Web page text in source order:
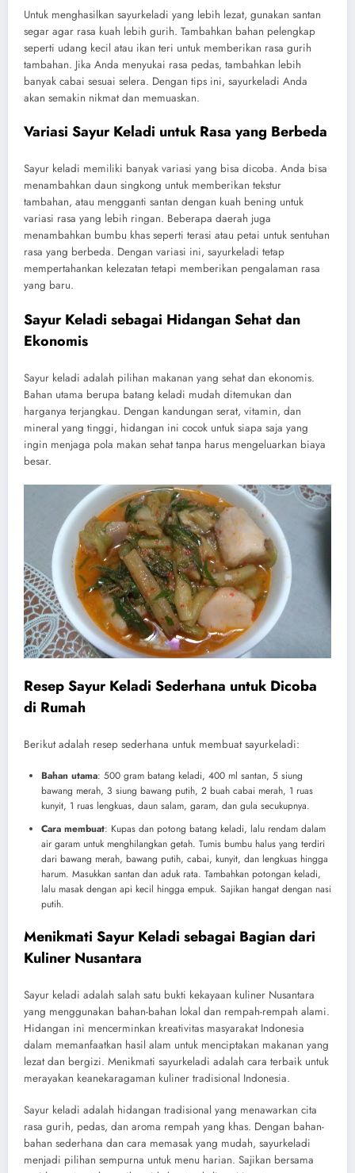
Untuk menghasilkan sayurkeladi yang lebih lezat, gunakan santan
segar agar rasa kuah lebih gurih. Tambahkan bahan pelengkap
seperti udang kecil atau ikan teri untuk memberikan rasa gurih
tambahan. Jika Anda menyukai rasa pedas, tambahkan lebih
banyak cabai sesuai selera. Dengan tips ini, sayurkeladi Anda
akan semakin nikmat dan memuaskan.
Variasi Sayur Keladi untuk Rasa yang Berbeda
Sayur keladi memiliki banyak variasi yang bisa dicoba. Anda bisa
menambahkan daun singkong untuk memberikan tekstur
tambahan, atau mengganti santan dengan kuah bening untuk
variasi rasa yang lebih ringan. Beberapa daerah juga
menambahkan bumbu khas seperti terasi atau petai untuk sentuhan
rasa yang berbeda. Dengan variasi ini, sayurkeladi tetap
mempertahankan kelezatan tetapi memberikan pengalaman rasa
yang baru.
Sayur Keladi sebagai Hidangan Sehat dan
Ekonomis
Sayur keladi adalah pilihan makanan yang sehat dan ekonomis.
Bahan utama berupa batang keladi mudah ditemukan dan
harganya terjangkau. Dengan kandungan serat, vitamin, dan
mineral yang tinggi, hidangan ini cocok untuk siapa saja yang
ingin menjaga pola makan sehat tanpa harus mengeluarkan biaya
besar.
Resep Sayur Keladi Sederhana untuk Dicoba
di Rumah
Berikut adalah resep sederhana untuk membuat sayurkeladi:
Bahan utama: 500 gram batang keladi, 400 ml santan, 5 siung
bawang merah, 3 siung bawang putih, 2 buah cabai merah, 1 ruas
kunyit, 1 ruas lengkuas, daun salam, garam, dan gula secukupnya.
Cara membuat: Kupas dan potong batang keladi, lalu rendam dalam
air garam untuk menghilangkan getah. Tumis bumbu halus yang terdiri
dari bawang merah, bawang putih, cabai, kunyit, dan lengkuas hingga
harum. Masukkan santan dan aduk rata. Tambahkan potongan keladi,
lalu masak dengan api kecil hingga empuk. Sajikan hangat dengan nasi
putih.
Menikmati Sayur Keladi sebagai Bagian dari
Kuliner Nusantara
Sayur keladi adalah salah satu bukti kekayaan kuliner Nusantara
yang menggunakan bahan-bahan lokal dan rempah-rempah alami.
Hidangan ini mencerminkan kreativitas masyarakat Indonesia
dalam memanfaatkan hasil alam untuk menciptakan makanan yang
lezat dan bergizi. Menikmati sayurkeladi adalah cara terbaik untuk
merayakan keanekaragaman kuliner tradisional Indonesia.
Sayur keladi adalah hidangan tradisional yang menawarkan cita
rasa gurih, pedas, dan aroma rempah yang khas. Dengan bahan-
bahan sederhana dan cara memasak yang mudah, sayurkeladi
menjadi pilihan sempurna untuk menu harian. Sajikan bersama